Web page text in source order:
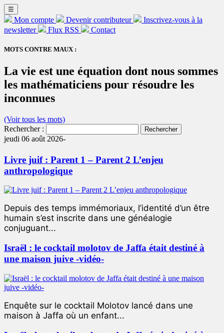
☰
Mon compte Devenir contributeur
Inscrivez-vous à la
newsletter
Flux RSS Contact
MOTS CONTRE MAUX :
La vie est une équation dont nous sommes
les mathématiciens pour résoudre les
inconnues
(Voir tous les mots)
Rechercher :
jeudi 06 août 2026-
Livre juif : Parent 1 – Parent 2 L’enjeu
anthropologique
Depuis des temps immémoriaux, l’identité d’un être
humain s’est inscrite dans une généalogie
conjuguant...
Israël : le cocktail molotov de Jaffa était destiné à
une maison juive -vidéo-
Enquête sur le cocktail Molotov lancé dans une
maison à Jaffa où un enfant...